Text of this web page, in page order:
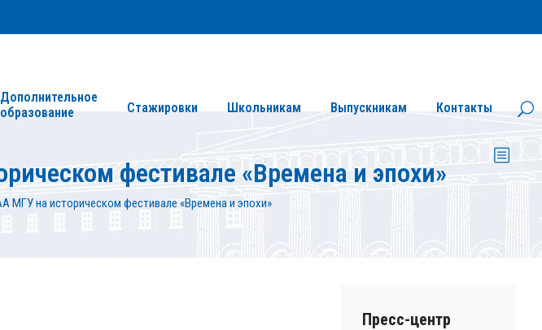
Дополнительное
образование
Стажировки Школьникам Выпускникам Контакты
фестивале «Времена и эпохи»
МГУ на историческом фестивале «Времена и эпохи»
Пресс-центр